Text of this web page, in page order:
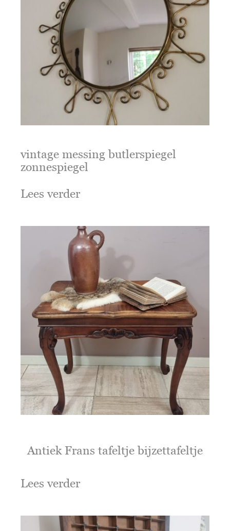
vintage messing butlerspiegel
zonnespiegel
Lees verder
Antiek Frans tafeltje bijzettafeltje
Lees verder